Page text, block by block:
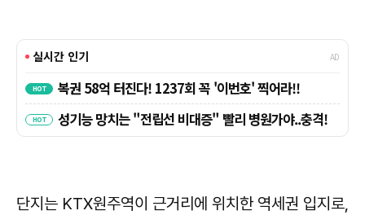
단지는 KTX원주역이 근거리에 위치한 역세권 입지로,